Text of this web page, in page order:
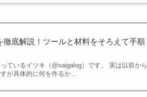
徹底解説！ツールと材料をそろえて手順
ているイツキ（@saigalog）です。 実は以前から
が具体的に何を作るか...